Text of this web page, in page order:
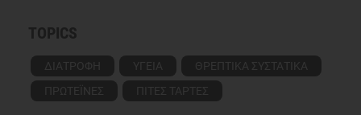
TOPICS
ΔΙΑΤΡΟΦΗ ΥΓΕΙΑ
ΘΡΕΠΤΙΚΑ ΣΥΣΤΑΤΙΚΑ
ΠΡΩΤΕΪΝΕΣ
ΠΙΤΕΣ ΤΑΡΤΕΣ